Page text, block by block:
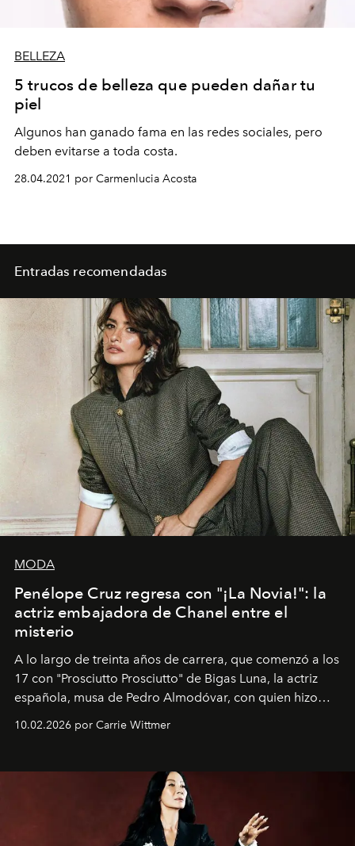
BELLEZA
5 trucos de belleza que pueden dañar tu
piel
Algunos han ganado fama en las redes sociales, pero
deben evitarse a toda costa.
28.04.2021 por Carmenlucia Acosta
Entradas recomendadas
MODA
Penélope Cruz regresa con "¡La Novia!": la
actriz embajadora de Chanel entre el
misterio
A lo largo de treinta años de carrera, que comenzó a los
17 con "Prosciutto Prosciutto" de Bigas Luna, la actriz
española, musa de Pedro Almodóvar, con quien hizo
Barcelona", ha dividido su tiempo entre Europa y
dirigida por Maggie Gyllenhaal.
10.02.2026 por Carrie Wittmer